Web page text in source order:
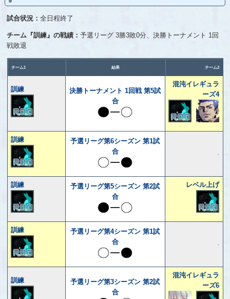
試合状況：全日程終了
チーム『訓練』の戦績：予選リーグ 3勝3敗0分、決勝トーナメント 1回
戦敗退
チーム1 結果 チーム2
訓練
決勝トーナメント 1回戦 第5試
合
混沌イレギュラ
ーズ4
訓練
予選リーグ第6シーズン 第1試
合
-
訓練
予選リーグ第5シーズン 第2試
合
レベル上げ
訓練
予選リーグ第4シーズン 第1試
合
-
訓練
予選リーグ第3シーズン 第2試
合
混沌イレギュラ
ーズ6